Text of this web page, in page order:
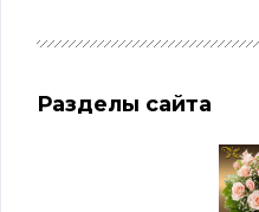
Разделы сайта